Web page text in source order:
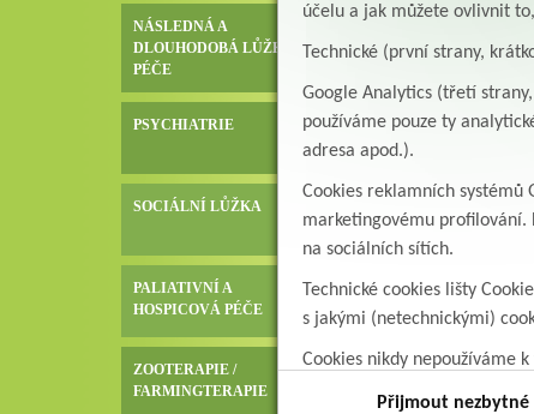
NÁSLEDNÁ A
DLOUHODOBÁ LŮŽKOVÁ
PÉČE
PSYCHIATRIE
SOCIÁLNÍ LŮŽKA
PALIATIVNÍ A
HOSPICOVÁ PÉČE
ZOOTERAPIE /
FARMINGTERAPIE
účelu a jak můžete ovlivnit
Technické (první strany,
Google Analytics (třetí
používáme pouze ty
adresa apod.).
Cookies reklamních systémů
marketingovému profilování.
na sociálních sítích.
Technické cookies lišty
s jakými (netechnickými)
Cookies nikdy nepoužíváme
Přijmout nezbytné